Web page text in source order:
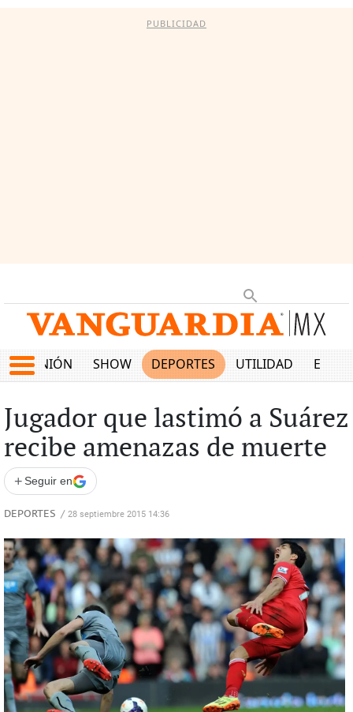
PUBLICIDAD
OPINIÓN SHOW DEPORTES UTILIDAD
Jugador que lastimó a Suárez
recibe amenazas de muerte
+ Seguir en
DEPORTES / 28 septiembre 2015 14:36